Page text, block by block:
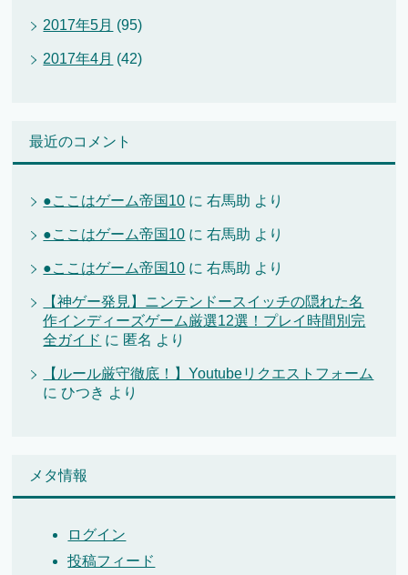
2017年5月 (95)
2017年4月 (42)
最近のコメント
●ここはゲーム帝国10 に右馬助 より
●ここはゲーム帝国10 に右馬助 より
●ここはゲーム帝国10 に右馬助 より
【神ゲー発見】ニンテンドースイッチの隠れた名
作インディーズゲーム厳選12選！プレイ時間別完
全ガイド に 匿名 より
【ルール厳守徹底！】Youtubeリクエストフォーム
にひつき より
メタ情報
ログイン
投稿フィード